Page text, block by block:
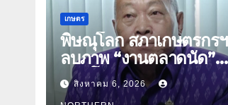
เกษตร
พิษณุโลก สภาเกษตรกรฯ
ลบภาพ “งานตลาดนัด”
พลิกโฉมงาน “เกษตร
รุ่งเรืองเมืองสองแคว 69”
สิงหาคม 6, 2026